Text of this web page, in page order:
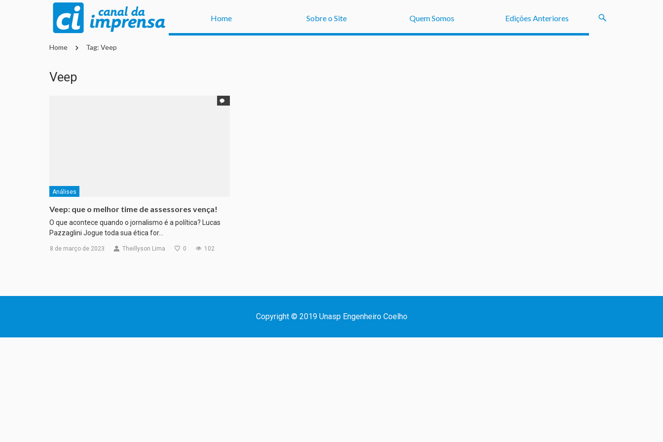
Home Sobre o Site Quem Somos Edições Anteriores
Home Tag: Veep
Veep
Análises
Veep: que o melhor time de assessores vença!
O que acontece quando o jornalismo é a política? Lucas
Pazzaglini Jogue toda sua ética for…
8 de março de 2023 Theillyson Lima 0 102
Copyright © 2019 Unasp Engenheiro Coelho